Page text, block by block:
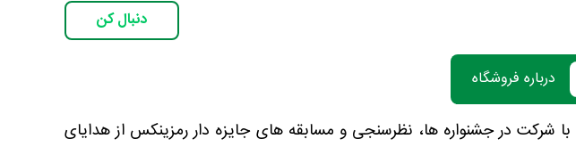
دنبال کن
درباره فروشگاه
در جشنواره ها، نظرسنجی و مسابقه های جایزه دار رمزینکس از هدایای